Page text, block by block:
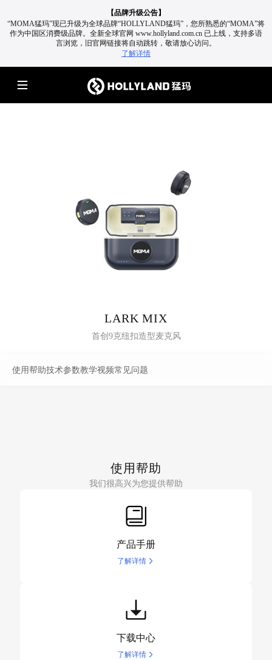
【品牌升级公告】
“MOMA猛玛”现已升级为全球品牌“HOLLYLAND猛玛”，您所熟悉的“MOMA”将
作为中国区消费级品牌。 全新全球官网 www.hollyland.com.cn 已上线，支持多语
言浏览，旧官网链接将自动跳转，敬请放心访问。
了解详情
LARK MIX
首创9克纽扣造型麦克风
使用帮助技术参数教学视频常见问题
使用帮助
我们很高兴为您提供帮助
产品手册
了解详情
下载中心
了解详情